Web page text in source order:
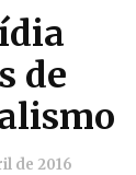
de
de 2016